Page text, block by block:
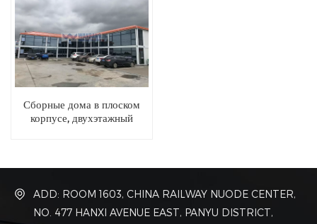
Сборные дома в плоском
корпусе, двухэтажный
ADD: ROOM 1603, CHINA RAILWAY NUODE CENTER,
NO. 477 HANXI AVENUE EAST, PANYU DISTRICT,